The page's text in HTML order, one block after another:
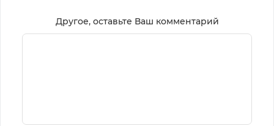
Другое, оставьте Ваш комментарий